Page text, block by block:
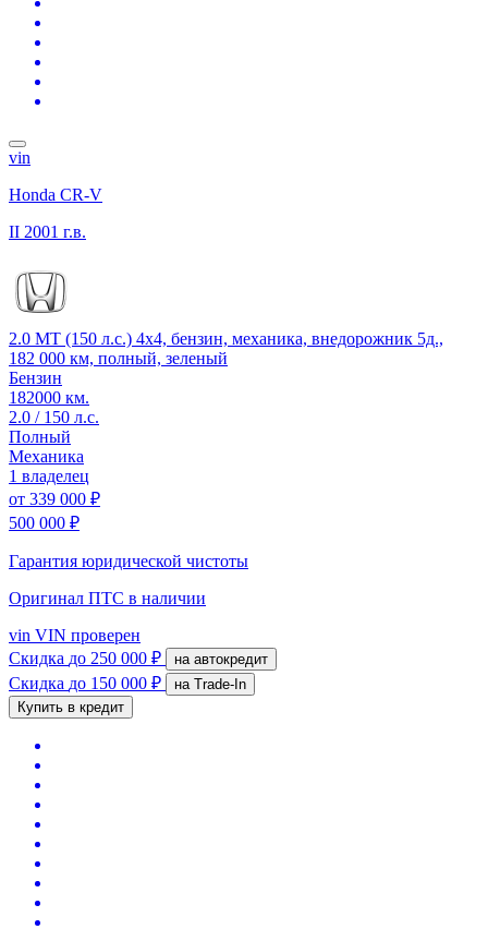
vin
Honda CR-V
II 2001 г.в.
2.0 MT (150 л.с.) 4x4, бензин, механика, внедорожник 5д.,
182 000 км, полный, зеленый
Бензин
182000 км.
2.0 / 150 л.с.
Полный
Механика
1 владелец
от 339 000 ₽
500 000 ₽
Гарантия юридической чистоты
Оригинал ПТС в наличии
vin VIN проверен
Скидка до 250 000 ₽ на автокредит
Скидка до 150 000 ₽
на Trade-In
Купить в кредит